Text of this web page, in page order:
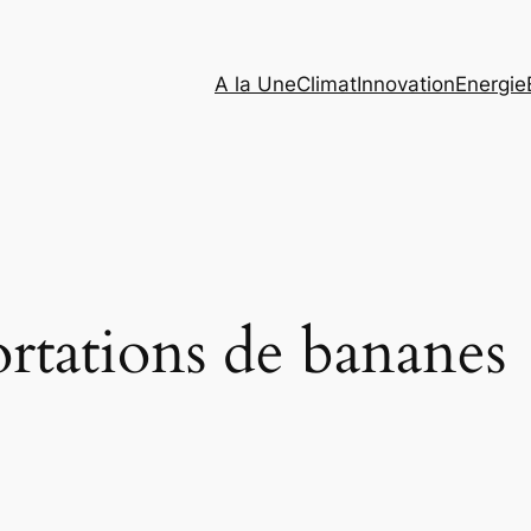
A la UneClimatInnovationEnergie
de bananes